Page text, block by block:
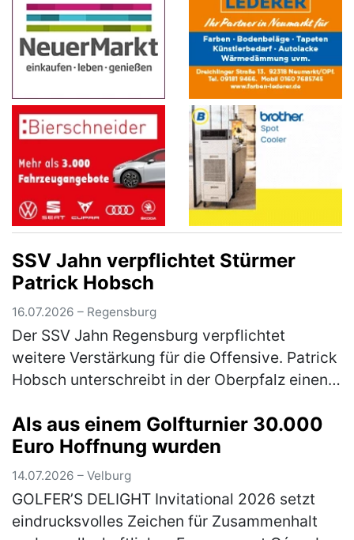
SSV Jahn verpflichtet Stürmer
Patrick Hobsch
16.07.2026 – Regensburg
Der SSV Jahn Regensburg verpflichtet
weitere Verstärkung für die Offensive. Patrick
Hobsch unterschreibt in der Oberpfalz einen
31-Jährige beim TSV 1860 Mün… (mehr)
Als aus einem Golfturnier 30.000
Euro Hoffnung wurden
14.07.2026 – Velburg
GOLFER’S DELIGHT Invitational 2026 setzt
eindrucksvolles Zeichen für Zusammenhalt